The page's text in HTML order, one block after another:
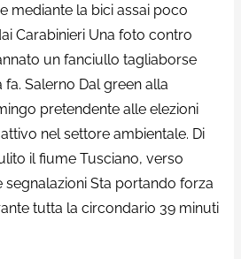
mediante la bici assai poco
Carabinieri Una foto contro
un fanciullo tagliaborse
fa. Salerno Dal green alla
pretendente alle elezioni
nel settore ambientale. Di
il fiume Tusciano, verso
Sta portando forza
tutta la circondario 39 minuti